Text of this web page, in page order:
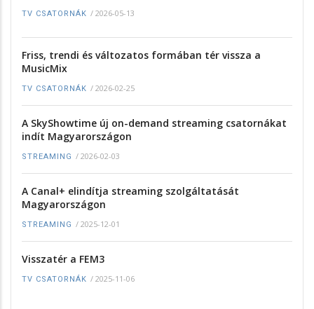
TV CSATORNÁK / 2026-05-13
Friss, trendi és változatos formában tér vissza a
MusicMix
TV CSATORNÁK / 2026-02-25
A SkyShowtime új on-demand streaming csatornákat
indít Magyarországon
STREAMING / 2026-02-03
A Canal+ elindítja streaming szolgáltatását
Magyarországon
STREAMING / 2025-12-01
Visszatér a FEM3
TV CSATORNÁK / 2025-11-06